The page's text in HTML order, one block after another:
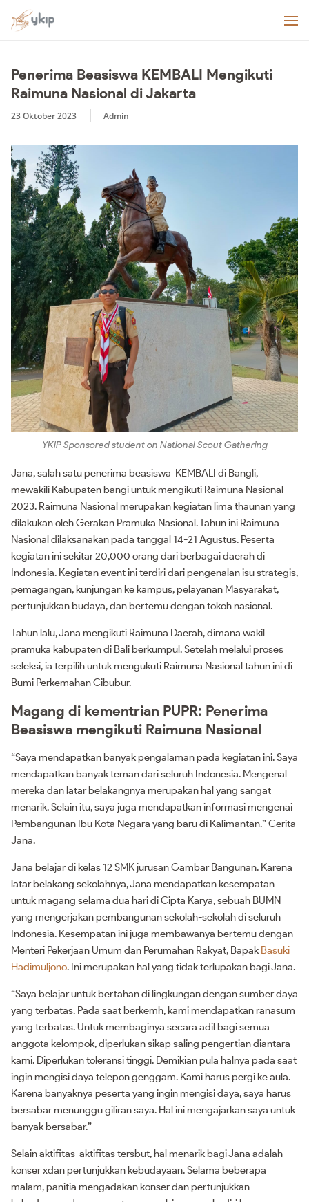
Penerima Beasiswa KEMBALI Mengikuti
Raimuna Nasional di Jakarta
23 Oktober 2023 Admin
YKIP Sponsored student on National Scout Gathering
Jana, salah satu penerima beasiswa KEMBALI di Bangli,
mewakili Kabupaten bangi untuk mengikuti Raimuna Nasional
2023. Raimuna Nasional merupakan kegiatan lima thaunan yang
dilakukan oleh Gerakan Pramuka Nasional. Tahun ini Raimuna
Nasional dilaksanakan pada tanggal 14-21 Agustus. Peserta
kegiatan ini sekitar 20,000 orang dari berbagai daerah di
Indonesia. Kegiatan event ini terdiri dari pengenalan isu strategis,
pemagangan, kunjungan ke kampus, pelayanan Masyarakat,
pertunjukkan budaya, dan bertemu dengan tokoh nasional.
Tahun lalu, Jana mengikuti Raimuna Daerah, dimana wakil
pramuka kabupaten di Bali berkumpul. Setelah melalui proses
seleksi, ia terpilih untuk mengukuti Raimuna Nasional tahun ini di
Bumi Perkemahan Cibubur.
Magang di kementrian PUPR: Penerima
Beasiswa mengikuti Raimuna Nasional
“Saya mendapatkan banyak pengalaman pada kegiatan ini. Saya
mendapatkan banyak teman dari seluruh Indonesia. Mengenal
mereka dan latar belakangnya merupakan hal yang sangat
menarik. Selain itu, saya juga mendapatkan informasi mengenai
Pembangunan Ibu Kota Negara yang baru di Kalimantan.” Cerita
Jana.
Jana belajar di kelas 12 SMK jurusan Gambar Bangunan. Karena
latar belakang sekolahnya, Jana mendapatkan kesempatan
untuk magang selama dua hari di Cipta Karya, sebuah BUMN
yang mengerjakan pembangunan sekolah-sekolah di seluruh
Indonesia. Kesempatan ini juga membawanya bertemu dengan
Menteri Pekerjaan Umum dan Perumahan Rakyat, Bapak Basuki
Hadimuljono. Ini merupakan hal yang tidak terlupakan bagi Jana.
“Saya belajar untuk bertahan di lingkungan dengan sumber daya
yang terbatas. Pada saat berkemh, kami mendapatkan ranasum
yang terbatas. Untuk membaginya secara adil bagi semua
anggota kelompok, diperlukan sikap saling pengertian diantara
kami. Diperlukan toleransi tinggi. Demikian pula halnya pada saat
ingin mengisi daya telepon genggam. Kami harus pergi ke aula.
Karena banyaknya peserta yang ingin mengisi daya, saya harus
bersabar menunggu giliran saya. Hal ini mengajarkan saya untuk
banyak bersabar.”
Selain aktifitas-aktifitas tersbut, hal menarik bagi Jana adalah
konser xdan pertunjukkan kebudayaan. Selama beberapa
malam, panitia mengadakan konser dan pertunjukkan